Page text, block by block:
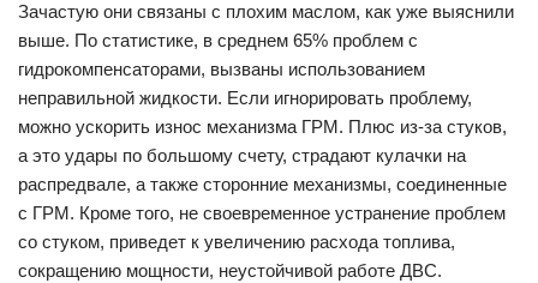
Зачастую они связаны с плохим маслом, как уже выяснили
выше. По статистике, в среднем 65% проблем с
гидрокомпенсаторами, вызваны использованием
неправильной жидкости. Если игнорировать проблему,
можно ускорить износ механизма ГРМ. Плюс из-за стуков,
а это удары по большому счету, страдают кулачки на
распредвале, а также сторонние механизмы, соединенные
с ГРМ. Кроме того, не своевременное устранение проблем
со стуком, приведет к увеличению расхода топлива,
сокращению мощности, неустойчивой работе ДВС.